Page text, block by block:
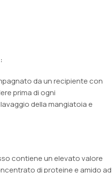
da un recipiente con
prima di ogni
della mangiatoia e
contiene un elevato valore
di proteine e amido ad